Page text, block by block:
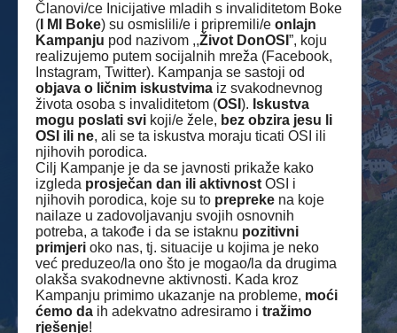
Članovi/ce Inicijative mladih s invaliditetom Boke
( I MI Boke) su osmislili/e i pripremili/e onlajn
Kampanju pod nazivom ,,Život DonOSI ”, koju
realizujemo putem socijalnih mreža (Facebook,
Instagram, Twitter). Kampanja se sastoji od
objava o ličnim iskustvima iz svakodnevnog
života osoba s invaliditetom (OSI ). Iskustva
mogu poslati svi koji/e žele, bez obzira jesu li
OSI ili ne, ali se ta iskustva moraju ticati OSI ili
njihovih porodica.
Cilj Kampanje je da se javnosti prikaže kako
izgleda prosječan dan ili aktivnost OSI i
njihovih porodica, koje su to prepreke na koje
nailaze u zadovoljavanju svojih osnovnih
potreba, a takođe i da se istaknu pozitivni
primjeri oko nas, tj. situacije u kojima je neko
već preduzeo/la ono što je mogao/la da drugima
olakša svakodnevne aktivnosti. Kada kroz
Kampanju primimo ukazanje na probleme, moći
ćemo da ih adekvatno adresiramo i tražimo
rješenje!